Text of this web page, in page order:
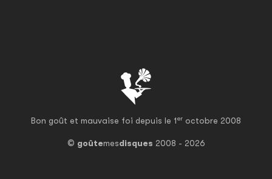
Bon goût et mauvaise foi depuis le 1er octobre 2008
© goûtemesdisques 2008 - 2026